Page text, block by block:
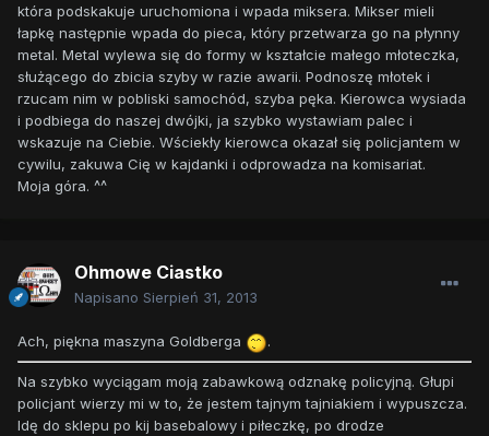
która podskakuje uruchomiona i wpada miksera. Mikser mieli
łapkę następnie wpada do pieca, który przetwarza go na płynny
metal. Metal wylewa się do formy w kształcie małego młoteczka,
służącego do zbicia szyby w razie awarii. Podnoszę młotek i
rzucam nim w pobliski samochód, szyba pęka. Kierowca wysiada
i podbiega do naszej dwójki, ja szybko wystawiam palec i
wskazuje na Ciebie. Wściekły kierowca okazał się policjantem w
cywilu, zakuwa Cię w kajdanki i odprowadza na komisariat.
Moja góra. ^^
Ohmowe Ciastko
Napisano Sierpień 31, 2013
Ach, piękna maszyna Goldberga .
Na szybko wyciągam moją zabawkową odznakę policyjną. Głupi
policjant wierzy mi w to, że jestem tajnym tajniakiem i wypuszcza.
Idę do sklepu po kij basebalowy i piłeczkę, po drodze